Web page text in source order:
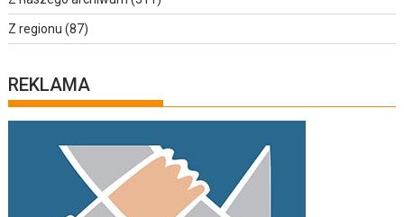
Z regionu (87)
REKLAMA